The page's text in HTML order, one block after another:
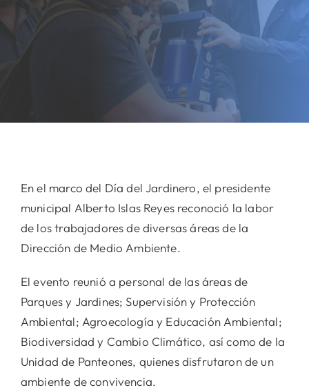
En el marco del Día del Jardinero, el presidente
municipal Alberto Islas Reyes reconoció la labor
de los trabajadores de diversas áreas de la
Dirección de Medio Ambiente.
El evento reunió a personal de las áreas de
Parques y Jardines; Supervisión y Protección
Ambiental; Agroecología y Educación Ambiental;
Biodiversidad y Cambio Climático, así como de la
Unidad de Panteones, quienes disfrutaron de un
ambiente de convivencia.